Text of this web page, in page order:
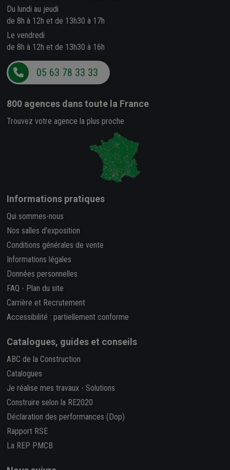
Du lundi au jeudi
de 8h à 12h et de 13h30 à 17h
Le vendredi
de 8h à 12h et de 13h30 à 16h
05 63 78 33 33
800 agences dans toute la France
Trouvez votre agence la plus proche
Informations pratiques
Qui sommes-nous
Nos salles d'exposition
Conditions générales de vente
Informations légales
Données personnelles
FAQ - Plan du site
Carrière et Recrutement
Accessibilité : partiellement conforme
Catalogues, guides et conseils
ABC de la Construction
Catalogues
Je réalise mes travaux - Solutions
Construire selon la RE2020
Déclaration des performances (Dop)
Rapport RSE
La REP PMCB